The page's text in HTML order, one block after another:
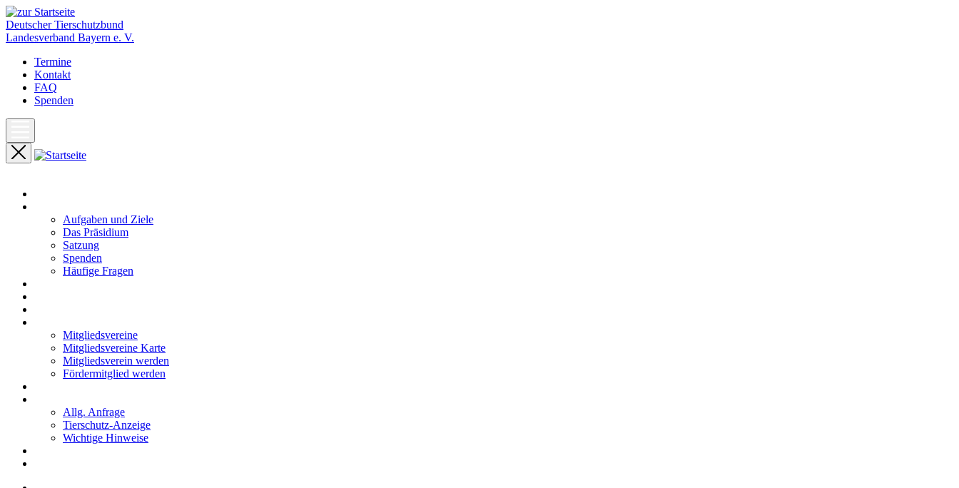
Deutscher Tierschutzbund
Landesverband Bayern e. V.
Termine
Kontakt
FAQ
Spenden
Aufgaben und Ziele
Das Präsidium
Satzung
Spenden
Häufige Fragen
Mitgliedsvereine
Mitgliedsvereine Karte
Mitgliedsverein werden
Fördermitglied werden
Allg. Anfrage
Tierschutz-Anzeige
Wichtige Hinweise